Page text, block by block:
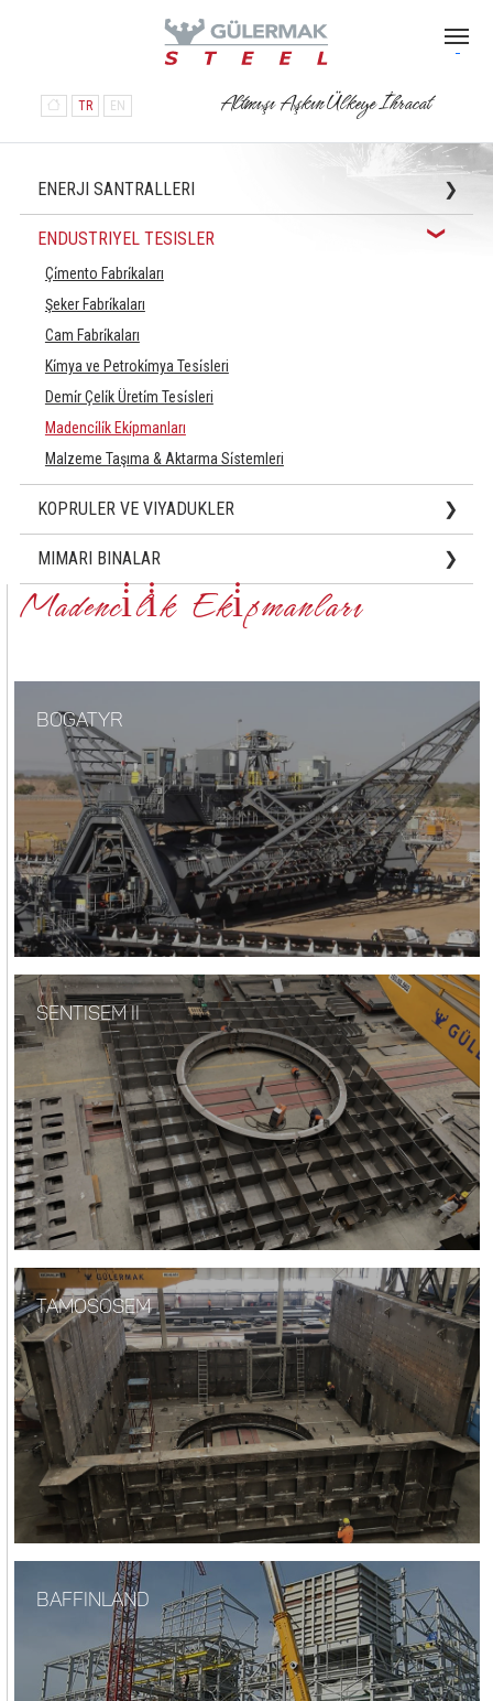
TR EN Altmışı Aşkın Ülkeye İhracat
ENERJI SANTRALLERI
Türbin Binaları ve Diğer Yardımcı Binalar
Hidroelektrik Santraller
Atıktan Enerji Üretim Tesisleri
ACC (Hava Soğutmalı Kondenser)
ENDUSTRIYEL TESISLER
Çi̇mento Fabri̇kaları
Şeker Fabri̇kaları
Cam Fabri̇kaları
Ki̇mya ve Petroki̇mya Tesi̇sleri
Demi̇r Çeli̇k Üreti̇m Tesi̇sleri
Madenci̇li̇k Eki̇pmanları
Malzeme Taşıma & Aktarma Si̇stemleri
Uçak Hangar Bi̇naları
KOPRULER VE VIYADUKLER
MIMARI BINALAR
Alışveri̇ş ve Eğlence Merkezleri
Madenci̇li̇k Eki̇pmanları
BOGATYR
SENTISEM II
TAMOSOSEM
BAFFINLAND